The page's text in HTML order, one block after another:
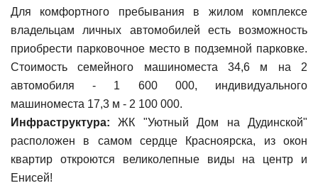
Для комфортного пребывания в жилом комплексе
владельцам личных автомобилей есть возможность
приобрести парковочное место в подземной парковке.
Стоимость семейного машиноместа 34,6 м на 2
автомобиля - 1 600 000, индивидуального
машиноместа 17,3 м - 2 100 000.
Инфраструктура: ЖК "Уютный Дом на Дудинской"
расположен в самом сердце Красноярска, из окон
квартир откроются великолепные виды на центр и
Енисей!